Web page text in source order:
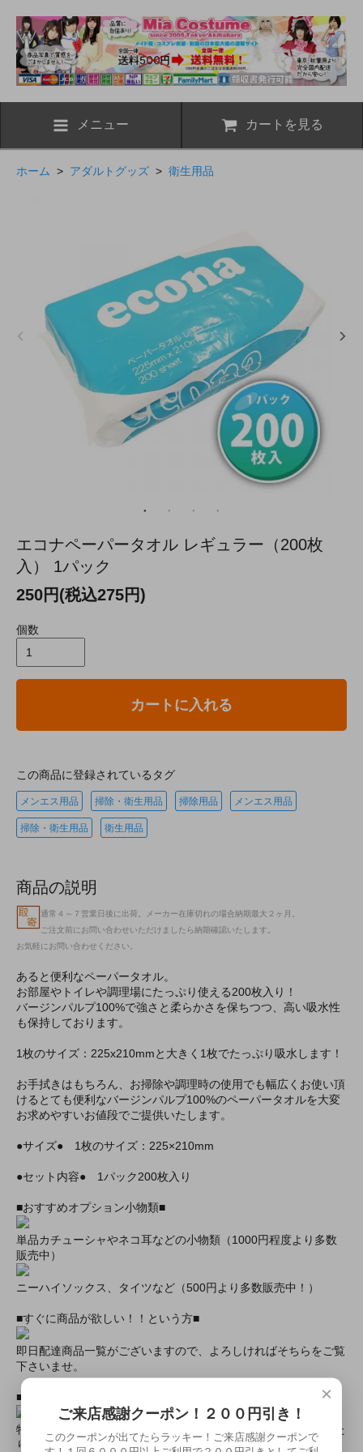
メニュー カートを見る
ホーム > アダルトグッズ > 衛生用品
エコナペーパータオル レギュラー（200枚
入） 1パック
250円(税込275円)
個数
カートに入れる
この商品に登録されているタグ
メンエス用品 掃除・衛生用品 掃除用品 メンエス用品
掃除・衛生用品 衛生用品
商品の説明
通常４～７営業日後に出荷。メーカー在庫切れの場合納期最大２ヶ月。
ご注文前にお問い合わせいただけましたら納期確認いたします。
お気軽にお問い合わせください。
あると便利なペーパータオル。
お部屋やトイレや調理場にたっぷり使える200枚入り！
バージンパルプ100%で強さと柔らかさを保ちつつ、高い吸水性
も保持しております。
1枚のサイズ：225x210mmと大きく1枚でたっぷり吸水します！
お手拭きはもちろん、お掃除や調理時の使用でも幅広くお使い頂
けるとても便利なバージンパルプ100%のペーパータオルを大変
お求めやすいお値段でご提供いたします。
●サイズ● 1枚のサイズ：225×210mm
●セット内容● 1パック200枚入り
■おすすめオプション小物類■
単品カチューシャやネコ耳などの小物類（1000円程度より多数
販売中）
ニーハイソックス、タイツなど（500円より多数販売中！）
■すぐに商品が欲しい！！という方■
即日配達商品一覧がございますので、よろしければそちらをご覧
下さいませ。
■とにかく安くて高品質な商品が欲しい！という方■
特別割引商品を掲載しています！最大８０％引きの商品もあった
りします！
×
ご来店感謝クーポン！２００円引き！
このクーポンが出てたらラッキー！ご来店感謝クーポンで